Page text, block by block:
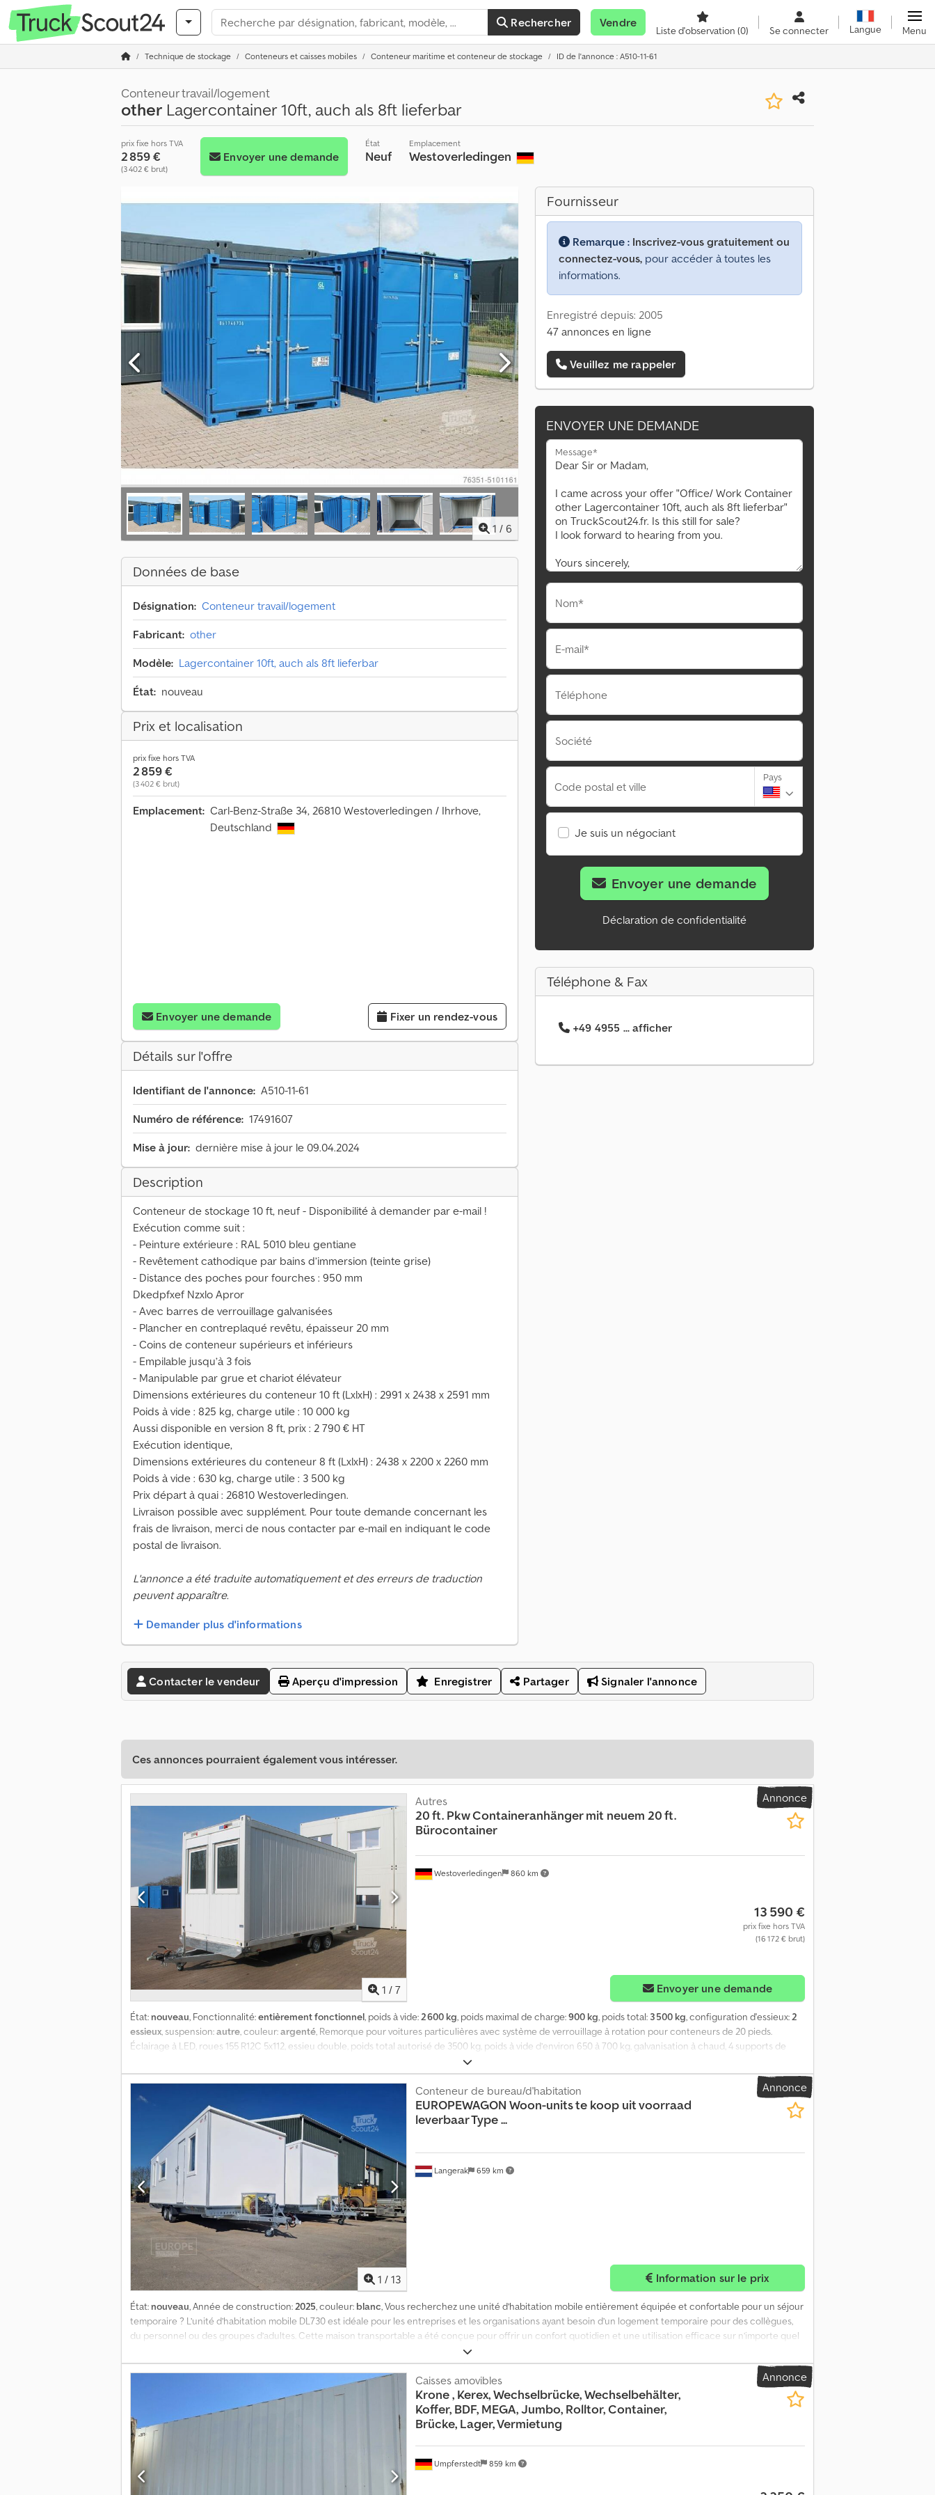
Rechercher Vendre
Liste d'observation (0) Se connecter Langue Menu
Technique de stockage Conteneurs et caisses mobiles Conteneur maritime et conteneur de stockage ID de l'annonce : A510-11-61
Conteneur travail/logement
other Lagercontainer 10ft, auch als 8ft lieferbar
prix fixe hors TVA
2 859 €
(3 402 € brut)
Envoyer une demande
État
Neuf
Emplacement
Westoverledingen
1 / 6
Données de base
Désignation: Conteneur travail/logement
Fabricant: other
Modèle: Lagercontainer 10ft, auch als 8ft lieferbar
État: nouveau
Prix et localisation
prix fixe hors TVA
2 859 €
(3 402 € brut)
Emplacement: Carl-Benz-Straße 34, 26810 Westoverledingen / Ihrhove,
Deutschland
Envoyer une demande Fixer un rendez-vous
Détails sur l'offre
Identifiant de l'annonce: A510-11-61
Numéro de référence: 17491607
Mise à jour: dernière mise à jour le 09.04.2024
Description
Conteneur de stockage 10 ft, neuf - Disponibilité à demander par e-mail !
Exécution comme suit :
- Peinture extérieure : RAL 5010 bleu gentiane
- Revêtement cathodique par bains d’immersion (teinte grise)
- Distance des poches pour fourches : 950 mm
Dkedpfxef Nzxlo Apror
- Avec barres de verrouillage galvanisées
- Plancher en contreplaqué revêtu, épaisseur 20 mm
- Coins de conteneur supérieurs et inférieurs
- Empilable jusqu’à 3 fois
- Manipulable par grue et chariot élévateur
Dimensions extérieures du conteneur 10 ft (LxlxH) : 2991 x 2438 x 2591 mm
Poids à vide : 825 kg, charge utile : 10 000 kg
Aussi disponible en version 8 ft, prix : 2 790 € HT
Exécution identique,
Dimensions extérieures du conteneur 8 ft (LxlxH) : 2438 x 2200 x 2260 mm
Poids à vide : 630 kg, charge utile : 3 500 kg
Prix départ à quai : 26810 Westoverledingen.
Livraison possible avec supplément. Pour toute demande concernant les
frais de livraison, merci de nous contacter par e-mail en indiquant le code
postal de livraison.
L'annonce a été traduite automatiquement et des erreurs de traduction
peuvent apparaître.
Demander plus d'informations
Fournisseur
Remarque : Inscrivez-vous gratuitement ou
connectez-vous, pour accéder à toutes les
informations.
Enregistré depuis: 2005
47 annonces en ligne
Veuillez me rappeler
ENVOYER UNE DEMANDE
Message*
Nom*
E-mail*
Téléphone
Société
Code postal et ville
Pays
Je suis un négociant
Envoyer une demande
Déclaration de confidentialité
Téléphone & Fax
+49 4955 ... afficher
Contacter le vendeur Aperçu d'impression Enregistrer Partager Signaler l'annonce
Ces annonces pourraient également vous intéresser.
Annonce
1 / 7
Westoverledingen 860 km
Autres
20 ft. Pkw Containeranhänger mit neuem 20 ft.
Bürocontainer
13 590 €
prix fixe hors TVA
(16 172 € brut)
Envoyer une demande
État: nouveau, Fonctionnalité:entièrement fonctionnel, poids à vide:2 600 kg, poids maximal de charge:900 kg, poids total: 3 500 kg, configuration d'essieux:2
essieux, suspension:autre, couleur:argenté, Remorque pour voitures particulières avec système de verrouillage à rotation pour conteneurs de 20 pieds.
Éclairage à LED, roues 155 R12C 5x112, essieu double, poids total autorisé de 3500 kg, poids à vide d’environ 650 à 700 kg, galvanisation à chaud, 4 supports de
stabilisation à manivelle, support de plaque d’immatriculation. Comprend les documents nécessaires à l’homologation, homologation possible pour une vitesse
de 100 km/h ! Possibilité d’ajouter une plaque de bois moyennant un supplément ! Nouveau conteneur de bureau de 20 pieds (Containex). Couleur extérieure :
RAL 9010, blanc pur. Supports pour chariot élévateur, isolation des parois en laine minérale de 60 mm, isolation du toit en laine minérale de 100 mm, isolation du
sol en laine minérale de 100 mm, hauteur intérieure du conteneur de 2540 mm, 1 convecteur de 2 kW, 2 lampes d’extérieur de 43 W à LED. Poids total de la
remorque + du conteneur : 2600 kg. Possibilité de charger encore 900 kg ! Dkedpfx Aoi Ha Eyopror
Annonce
1 / 13
Langerak 659 km
Conteneur de bureau/d'habitation
EUROPEWAGON Woon-units te koop uit voorraad
leverbaar Type ...
Information sur le prix
État: nouveau, Année de construction:2025, couleur: blanc, Vous recherchez une unité d’habitation mobile entièrement équipée et confortable pour un séjour
temporaire ? L’unité d’habitation mobile DL730 est idéale pour les entreprises et les organisations ayant besoin d’un logement temporaire pour des collègues,
du personnel ou des groupes d’adultes. Cette maison transportable a été conçue pour offrir un confort quotidien et une utilisation efficace sur n’importe quel
site souhaité. L’unité peut accueillir quatre adultes et dispose de deux chambres séparées avec des lits superposés. La cuisine est entièrement équipée avec
une cuisinière à gaz quatre feux, un four, un réfrigérateur avec compartiment congélateur et une hotte aspirante. De plus, l’unité dispose d’une salle de bains
avec douche, toilettes, lavabo et d’un chauffe-eau électrique pour l’eau chaude. L’espace de vie central est pourvu d’une table et de quatre chaises, offrant
ainsi un environnement de vie temporaire confortable. Dkjdpfxsxx Rvwj Aprsr = Informations complémentaires = Année de construction : 2025 Année modèle :
2025 Poids à vide : 2 500 kg PTAC : 2 500 kg Dimensions (L x l x H) : 730 x 250 x 280 cm État général : très bon État technique : très bon État visuel : très bon Prix :
sur demande = Informations sur l’entreprise = Vente directe par l’importateur exclusif de toutes les marques ! Pas d’intermédiaires, uniquement en direct de
l’importateur. GRAND STOCK DISPONIBLE, livraison immédiate.
Annonce
Umpferstedt 859 km
Caisses amovibles
Krone, Kerex, Wechselbrücke, Wechselbehälter,
Koffer, BDF, MEGA, Jumbo, Rolltor, Container,
Brücke, Lager, Vermietung